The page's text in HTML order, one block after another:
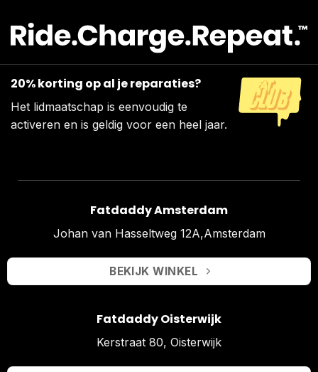
20% korting op al je reparaties?
Het lidmaatschap is eenvoudig te
activeren en is geldig voor een heel jaar.
Fatdaddy Amsterdam
Johan van Hasseltweg 12A,Amsterdam
BEKIJK WINKEL
Fatdaddy Oisterwijk
Kerstraat 80, Oisterwijk